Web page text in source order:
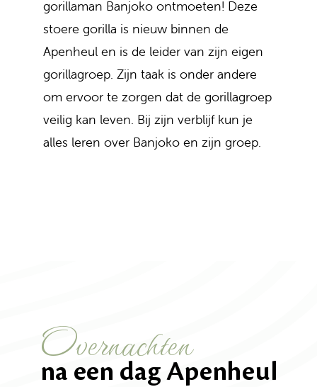
gorillaman Banjoko ontmoeten! Deze
stoere gorilla is nieuw binnen de
Apenheul en is de leider van zijn eigen
gorillagroep. Zijn taak is onder andere
om ervoor te zorgen dat de gorillagroep
veilig kan leven. Bij zijn verblijf kun je
alles leren over Banjoko en zijn groep.
Overnachten
na een dag Apenheul